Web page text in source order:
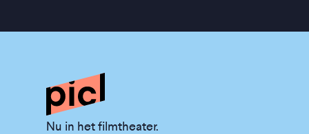
Nu in het filmtheater.